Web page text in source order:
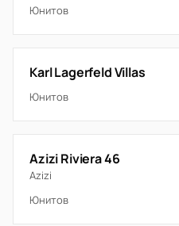
Юнитов
Karl Lagerfeld Villas
Юнитов
Azizi Riviera 46
Azizi
Юнитов